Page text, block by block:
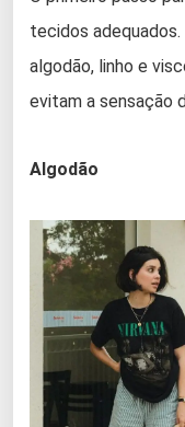
tecidos
algodão, linho e
evitam a sensação
Algodão